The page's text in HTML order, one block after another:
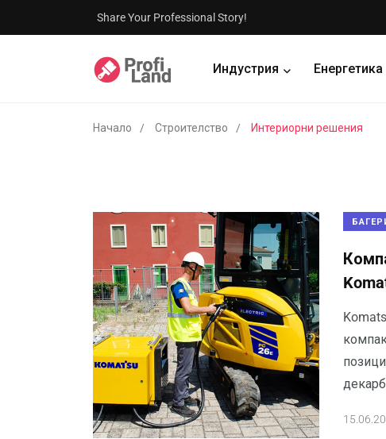
Share Your Professional Story!
Индустрия Енергетика
Начало Строителство Интериорни решения